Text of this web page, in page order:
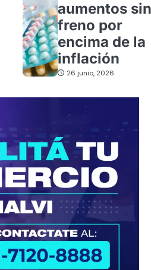
aumentos sin
freno por
encima de la
inflación
26 junio, 2026